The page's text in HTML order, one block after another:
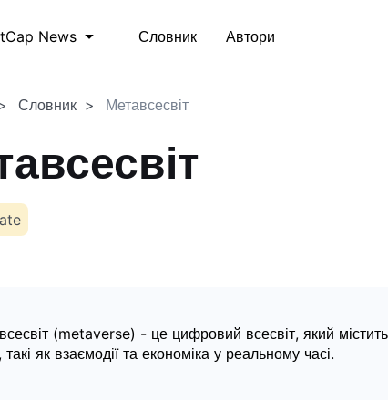
News Словник Автори
Словник Метавсесвіт
(metaverse) - це цифровий всесвіт, який
такі як взаємодії та економіка у реальному часі.